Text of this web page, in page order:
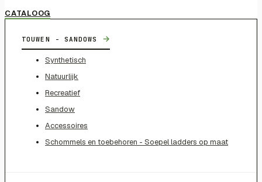
CATALOOG
TOUWEN - SANDOWS →
Synthetisch
Natuurlijk
Recreatief
Sandow
Accessoires
Schommels en toebehoren - Soepel ladders op maat